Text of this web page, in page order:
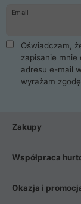
danych
ProLine to
Zaopatrzysz się
takie jak
dyski SSD, M.2
najlepszy
Poza
Smartfony
wentylatory. Na
Email
Oświadczam,
zapisanie
adresu e-mail
wyrażam
Zakupy
Współpraca
Okazja i